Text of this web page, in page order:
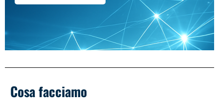
Cosa facciamo